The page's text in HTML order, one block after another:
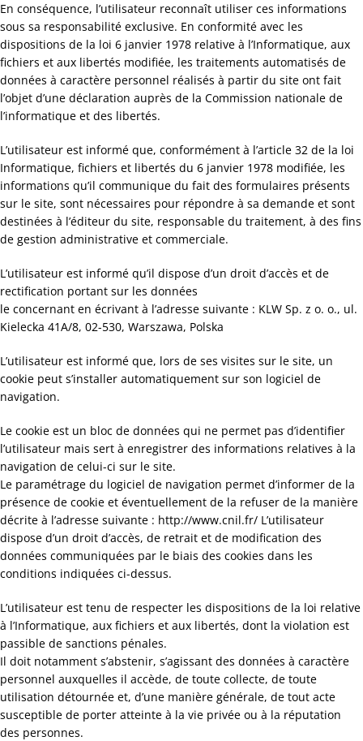
En conséquence, l’utilisateur reconnaît utiliser ces informations
sous sa responsabilité exclusive. En conformité avec les
dispositions de la loi 6 janvier 1978 relative à l’Informatique, aux
fichiers et aux libertés modifiée, les traitements automatisés de
données à caractère personnel réalisés à partir du site ont fait
l’objet d’une déclaration auprès de la Commission nationale de
l’informatique et des libertés.
L’utilisateur est informé que, conformément à l’article 32 de la loi
Informatique, fichiers et libertés du 6 janvier 1978 modifiée, les
informations qu’il communique du fait des formulaires présents
sur le site, sont nécessaires pour répondre à sa demande et sont
destinées à l’éditeur du site, responsable du traitement, à des fins
de gestion administrative et commerciale.
L’utilisateur est informé qu’il dispose d’un droit d’accès et de
rectification portant sur les données
le concernant en écrivant à l’adresse suivante : KLW Sp. z o. o., ul.
Kielecka 41A/8, 02-530, Warszawa, Polska
L’utilisateur est informé que, lors de ses visites sur le site, un
cookie peut s’installer automatiquement sur son logiciel de
navigation.
Le cookie est un bloc de données qui ne permet pas d’identifier
l’utilisateur mais sert à enregistrer des informations relatives à la
navigation de celui-ci sur le site.
Le paramétrage du logiciel de navigation permet d’informer de la
présence de cookie et éventuellement de la refuser de la manière
décrite à l’adresse suivante : http://www.cnil.fr/ L’utilisateur
dispose d’un droit d’accès, de retrait et de modification des
données communiquées par le biais des cookies dans les
conditions indiquées ci-dessus.
L’utilisateur est tenu de respecter les dispositions de la loi relative
à l’Informatique, aux fichiers et aux libertés, dont la violation est
passible de sanctions pénales.
Il doit notamment s’abstenir, s’agissant des données à caractère
personnel auxquelles il accède, de toute collecte, de toute
utilisation détournée et, d’une manière générale, de tout acte
susceptible de porter atteinte à la vie privée ou à la réputation
des personnes.